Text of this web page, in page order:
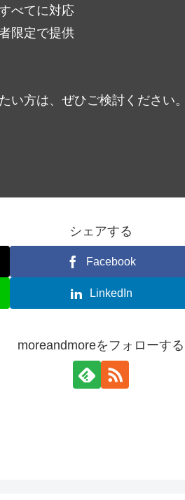
べてに対応
限定で提供
い方は、ぜひご検討ください。
シェアする
Facebook
LinkedIn
moreandmoreをフォローする